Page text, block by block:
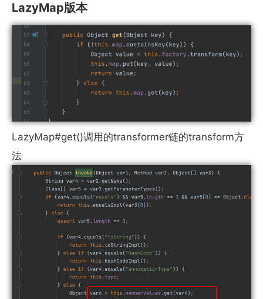
LazyMap版本
LazyMap#get()调用的transformer链的transform方
法